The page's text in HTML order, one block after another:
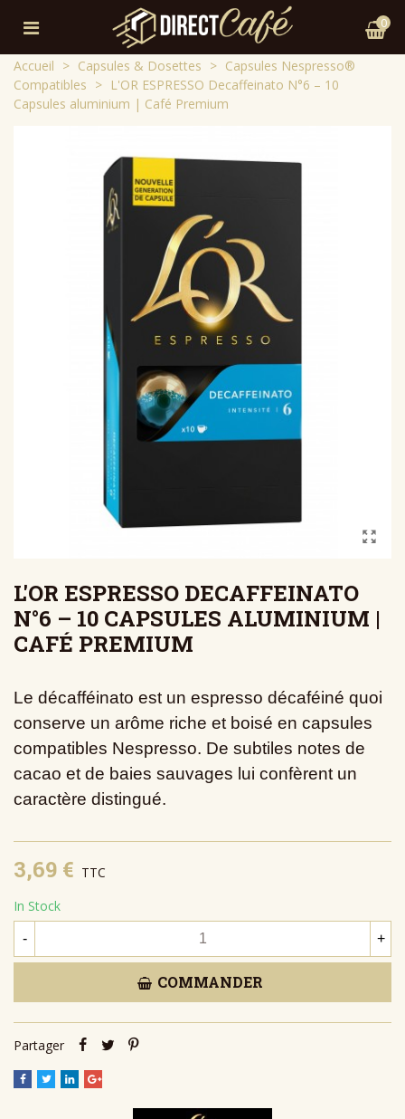
0
Accueil > Capsules & Dosettes > Capsules Nespresso®
Compatibles > L'OR ESPRESSO Decaffeinato N°6 – 10
Capsules aluminium | Café Premium
L'OR ESPRESSO DECAFFEINATO
N°6 – 10 CAPSULES ALUMINIUM |
CAFÉ PREMIUM
Le décafféinato est un espresso décaféiné quoi
conserve un arôme riche et boisé en capsules
compatibles Nespresso. De subtiles notes de
cacao et de baies sauvages lui confèrent un
caractère distingué.
3,69 € TTC
In Stock
- +
COMMANDER
Partager